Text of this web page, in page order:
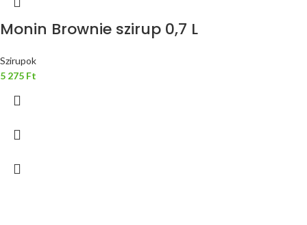
Monin Brownie szirup 0,7 L
Szirupok
5 275 Ft